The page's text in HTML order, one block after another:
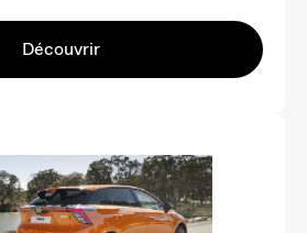
Découvrir